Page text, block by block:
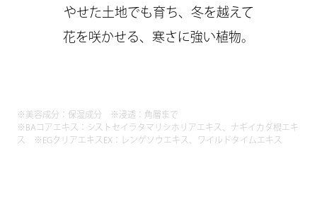
やせた土地でも育ち、冬を越えて
花を咲かせる、寒さに強い植物。
※美容成分：保湿成分 ※浸透：角層まで
※BAコアエキス：シストセイラタマリシホリアエキス、ナギイカダ根エキ
ス
※EGクリアエキスEX：レンゲソウエキス、ワイルドタイムエキス